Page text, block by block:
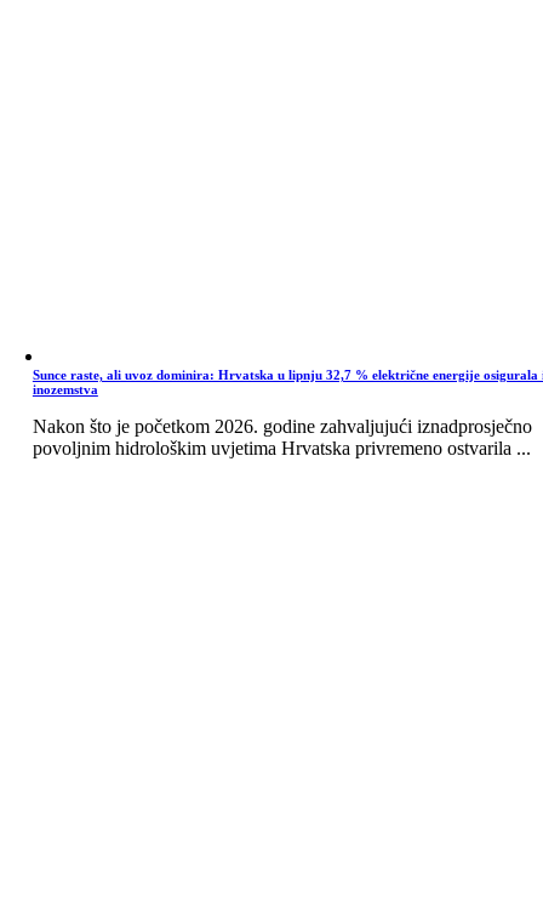
Sunce raste, ali uvoz dominira: Hrvatska u lipnju 32,7 % električne energije osigurala
inozemstva
Nakon što je početkom 2026. godine zahvaljujući iznadprosječno
povoljnim hidrološkim uvjetima Hrvatska privremeno ostvarila ...